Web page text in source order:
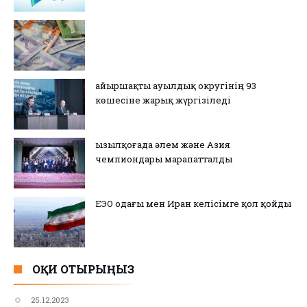
Қайыршақты ауылдық округінің 93
көшесіне жарық жүргізіледі
Қызылқоғада әлем және Азия
чемпиондары марапатталды
ЕЭО одағы мен Иран келісімге қол қойды
ОҚИ ОТЫРЫҢЫЗ
25.12.2023